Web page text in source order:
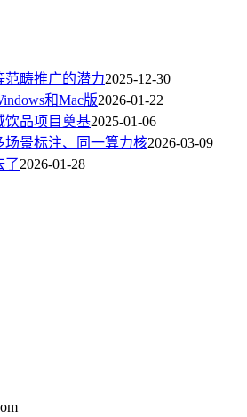
范畴推广的潜力2025-12-30
和Mac版2026-01-22
饮品项目奠基2025-01-06
场景标注、同一算力核2026-03-09
了2026-01-28